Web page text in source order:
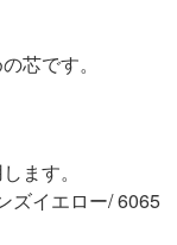
芯です。
ます。
ズイエロー/ 6065